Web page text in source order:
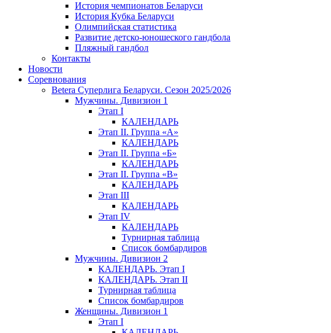
История чемпионатов Беларуси
История Кубка Беларуси
Олимпийская статистика
Развитие детско-юношеского гандбола
Пляжный гандбол
Контакты
Новости
Соревнования
Betera Суперлига Беларуси. Сезон 2025/2026
Мужчины. Дивизион 1
Этап I
КАЛЕНДАРЬ
Этап II. Группа «А»
КАЛЕНДАРЬ
Этап II. Группа «Б»
КАЛЕНДАРЬ
Этап II. Группа «В»
КАЛЕНДАРЬ
Этап III
КАЛЕНДАРЬ
Этап IV
КАЛЕНДАРЬ
Турнирная таблица
Список бомбардиров
Мужчины. Дивизион 2
КАЛЕНДАРЬ. Этап I
КАЛЕНДАРЬ. Этап II
Турнирная таблица
Список бомбардиров
Женщины. Дивизион 1
Этап I